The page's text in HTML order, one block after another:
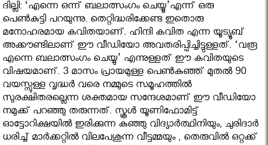
ദില്ലി: ‘എന്നെ ഒന്ന് ബലാത്സംഗം ചെയ്യൂ’എന്ന് ഒരു
പെണ്‍കുട്ടി പറയുന്നു. തെറ്റിദ്ധരിക്കേണ്ട ഇതൊരു
മനോഹരമായ കവിതയാണ്. ഹിന്ദി കവിത എന്ന യൂട്യൂബ്
അക്കൗണ്ടിലാണ് ഈ വീഡിയോ അവതരിപ്പിച്ചിട്ടുള്ളത്. ‘വരൂ
എന്നെ ബലാത്സംഗം ചെയ്യു’ എന്നുള്ളത് ഈ കവിതയുടെ
വിഷയമാണ്. 3 മാസം പ്രായമുള്ള പെണ്‍കുഞ്ഞ് മുതൽ 90
വയസ്സുള്ള വൃദ്ധർ വരെ നമ്മുടെ സമൂഹത്തില്‍
സുരക്ഷിതരല്ലെന്ന ശക്തമായ സന്ദേശമാണ് ഈ വീഡിയോ
നമുക്ക് പറഞ്ഞു തരുന്നത്. സ്കൂൾ യൂണിഫോമിട്ട്
ഓട്ടോറിക്ഷയില്‍ ഇരിക്കുന്ന കുഞ്ഞു വിദ്യാര്‍ത്ഥിനിയും, ചുരിദാര്‍
ധരിച്ച് മാര്‍ക്കറ്റില്‍ വിലപേശുന്ന വീട്ടമ്മയും , തെരുവില്‍ ഒറ്റക്ക്